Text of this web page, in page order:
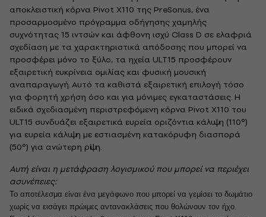
αποκλειστική κόρνα Pivot X110 της PreSonus, ένα
προσαρμοσμένο πρόγραμμα οδήγησης χαμηλής
συχνότητας 15 ιντσών και άφθονη ισχύ Class D σε ελαφριά
σχεδίαση με τα χαρακτηριστικά απόδοσης που μπορεί να
προσφέρει μόνο το ξύλο, τα ηχεία ULT15 προσφέρουν
εξαιρετική ευκρίνεια ομιλίας και φυσική μουσική
αναπαραγωγή. Αυτό τα καθιστά εξαιρετική επιλογή τόσο
για φορητή χρήση όσο και για μόνιμες εγκαταστάσεις. Η
ειδικά σχεδιασμένη περιστρεφόμενη κόρνα Pivot X110 του
ULT15 συνδυάζει εξαιρετικά ευρεία οριζόντια κάλυψη (110°)
για ευρεία κάλυψη με εστιασμένη κατακόρυφη διασπορά
(50°) για ανώτερη ρίψη.
Αυτή είναι η μετάφραση λογισμικού που μπορεί να περιέχει
ασυνέπειες:
Το αποτέλεσμα είναι ένα μεγάφωνο που μπορεί να γεμίσει το δωμάτιο
χωρίς να εισάγει πρώιμες αντανακλάσεις που θολώνουν τον ήχο.